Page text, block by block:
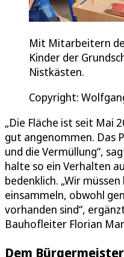
Mit Mitarbeitern
Kinder der
Nistkästen.
Copyright:
„Die Fläche ist seit Mai
gut angenommen. Das
und die Vermüllung“,
halte so ein Verhalten
bedenklich. „Wir
einsammeln, obwohl
vorhanden sind“,
Bauhofleiter Florian
Dem